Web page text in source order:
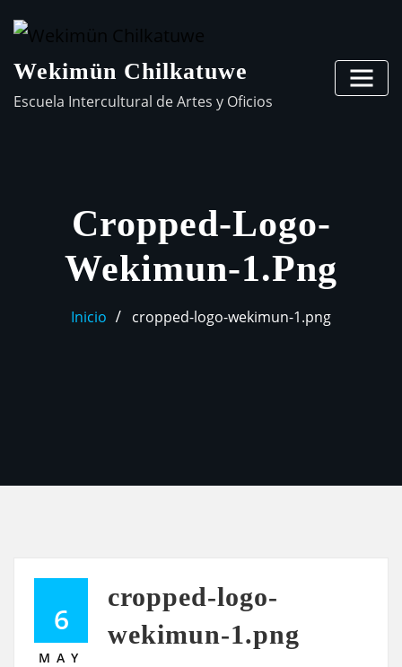
Wekimün Chilkatuwe
Escuela Intercultural de Artes y Oficios
Cropped-Logo-
Wekimun-1.png
Inicio cropped-logo-wekimun-1.png
6
MAY
cropped-logo-
wekimun-1.png